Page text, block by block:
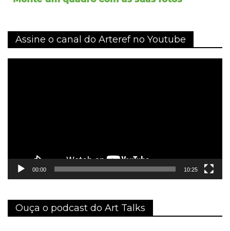
Assine o canal do Arteref no Youtube
00:00 10:25
Ouça o podcast do Art Talks